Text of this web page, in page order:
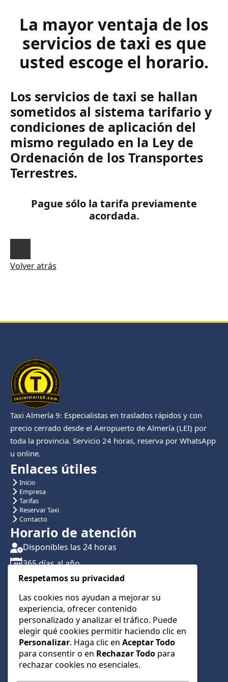
La mayor ventaja de los
servicios de taxi es que
usted escoge el horario.
Los servicios de taxi se hallan
sometidos al sistema tarifario y
condiciones de aplicación del
mismo regulado en la Ley de
Ordenación de los Transportes
Terrestres.
Pague sólo la tarifa previamente
acordada.
Volver atrás
Taxi Almería 9: Especialistas en traslados rápidos y con
precio cerrado desde el Aeropuerto de Almería (LEI) por
toda la provincia. Servicio 24 horas, reserva por WhatsApp
u online.
Enlaces útiles
Inicio
Empresa
Tarifas
Reservar Taxi
Contacto
Horario de atención
Disponibles las 24 horas
365 días al año
Traslados con reserva previa
Atención por teléfono y WhatsApp 24/7
CONTÁCTANOS
+34 622 01 23 74
+34 622 01 23 74
info@taxialmeria9.com
Respetamos su privacidad
Las cookies nos ayudan a mejorar su
experiencia, ofrecer contenido
personalizado y analizar el tráfico. Puede
elegir qué cookies permitir haciendo clic en
Personalizar. Haga clic en Aceptar Todo
para consentir o en Rechazar Todo para
rechazar cookies no esenciales.